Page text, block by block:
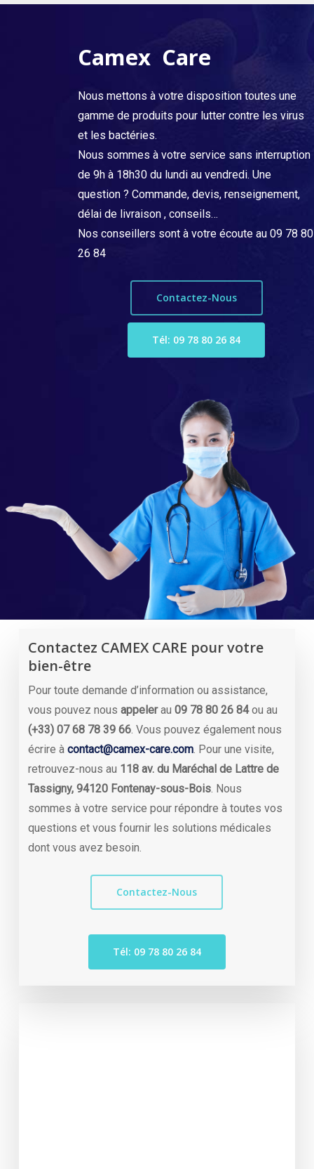
* Ces délais sont donnés à titre indicatif. La société
indicatifs donnés sur le site ou lors de la confirmation
Camex Care
Nous mettons à votre disposition toutes une
gamme de produits pour lutter contre les virus
et les bactéries.
Nous sommes à votre service sans interruption
de 9h à 18h30 du lundi au vendredi. Une
question ? Commande, devis, renseignement,
délai de livraison , conseils…
Nos conseillers sont à votre écoute au 09 78 80
26 84
Contactez-Nous
Tél: 09 78 80 26 84
Contactez CAMEX CARE pour votre
bien-être
Pour toute demande d’information ou assistance,
vous pouvez nousappelerau09 78 80 26 84ou au
(+33) 07 68 78 39 66. Vous pouvez également nous
écrire àcontact@camex-care.com. Pour une visite,
retrouvez-nous au 118 av. du Maréchal de Lattre de
Tassigny, 94120 Fontenay-sous-Bois. Nous
sommes à votre service pour répondre à toutes vos
questions et vous fournir les solutions médicales
dont vous avez besoin.
Contactez-Nous
Tél: 09 78 80 26 84